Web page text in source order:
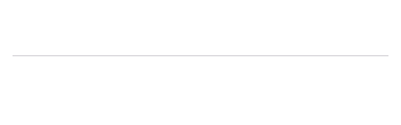
Интересует лизинг?